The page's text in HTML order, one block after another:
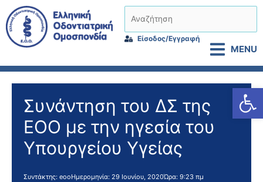
Μετάβαση
στο
περιεχόμενο
Είσοδος/Εγγραφή
MENU
Συνάντηση του ΔΣ της
ΕΟΟ με την ηγεσία του
Υπουργείου Υγείας
Συντάκτης: eooΗμερομηνία: 29 Ιουνίου, 2020Ώρα: 9:23 πμ